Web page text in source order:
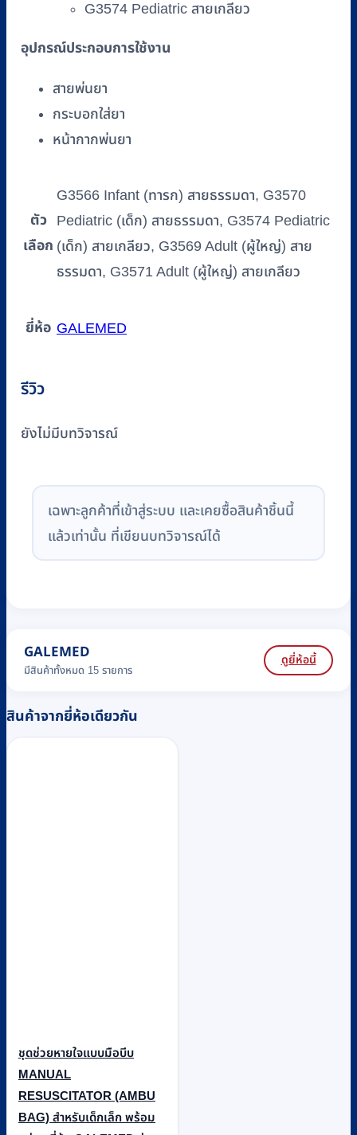
G3574 Pediatric สายเกลียว
อุปกรณ์ประกอบการใช้งาน
สายพ่นยา
กระบอกใส่ยา
หน้ากากพ่นยา
ตัว
เลือก
G3566 Infant (ทารก) สายธรรมดา, G3570
Pediatric (เด็ก) สายธรรมดา, G3574 Pediatric
(เด็ก) สายเกลียว, G3569 Adult (ผู้ใหญ่) สาย
ธรรมดา, G3571 Adult (ผู้ใหญ่) สายเกลียว
ยี่ห้อ GALEMED
รีวิว
ยังไม่มีบทวิจารณ์
เฉพาะลูกค้าที่เข้าสู่ระบบ และเคยซื้อสินค้าชิ้นนี้
แล้วเท่านั้น ที่เขียนบทวิจารณ์ได้
GALEMED
มีสินค้าทั้งหมด 15 รายการ
ดูยี่ห้อนี้
สินค้าจากยี่ห้อเดียวกัน
ชุดช่วยหายใจแบบมือบีบ
MANUAL
RESUSCITATOR (AMBU
BAG) สำหรับเด็กเล็ก พร้อม